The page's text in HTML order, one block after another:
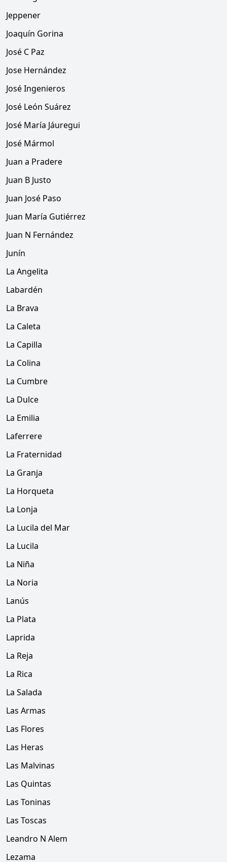
Jeppener
Joaquín Gorina
José C Paz
Jose Hernández
José Ingenieros
José León Suárez
José María Jáuregui
José Mármol
Juan a Pradere
Juan B Justo
Juan José Paso
Juan María Gutiérrez
Juan N Fernández
Junín
La Angelita
Labardén
La Brava
La Caleta
La Capilla
La Colina
La Cumbre
La Dulce
La Emilia
Laferrere
La Fraternidad
La Granja
La Horqueta
La Lonja
La Lucila del Mar
La Lucila
La Niña
La Noria
Lanús
La Plata
Laprida
La Reja
La Rica
La Salada
Las Armas
Las Flores
Las Heras
Las Malvinas
Las Quintas
Las Toninas
Las Toscas
Leandro N Alem
Lezama